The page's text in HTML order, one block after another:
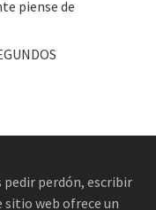
piense de
pedir perdón, escribir
sitio web ofrece un